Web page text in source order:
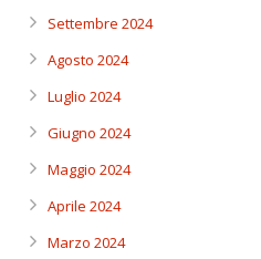
Settembre 2024
Agosto 2024
Luglio 2024
Giugno 2024
Maggio 2024
Aprile 2024
Marzo 2024